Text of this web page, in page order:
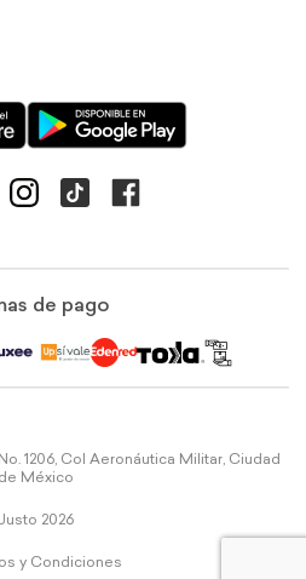
de pago
1206, Col Aeronáutica Militar, Ciudad
de México
2026
y Condiciones